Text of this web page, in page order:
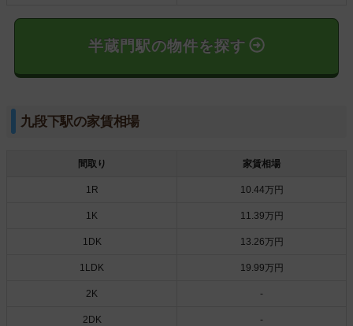
半蔵門駅の物件を探す
九段下駅の家賃相場
間取り 家賃相場
1R 10.44万円
1K 11.39万円
1DK 13.26万円
1LDK 19.99万円
2K -
2DK -